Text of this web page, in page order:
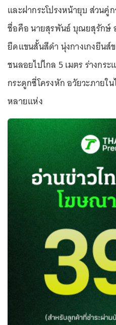
และฝากระโปรงหน้ายุบ ส่วน
ชื่อคือ นายสุรพันธ์ บุณยสุรักษ์
ยืดแขนสั้นสีดำ นุ่งกางเกงยีนส์
ชนลอยไปไกล 5 เมตร ร่างก
กระดูกซี่โครงหัก อวัยวะภายใ
หลายแห่ง